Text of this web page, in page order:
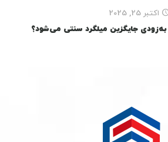
اکتبر 25, 2025
به‌زودی جایگزین میلگرد سنتی می‌شود؟